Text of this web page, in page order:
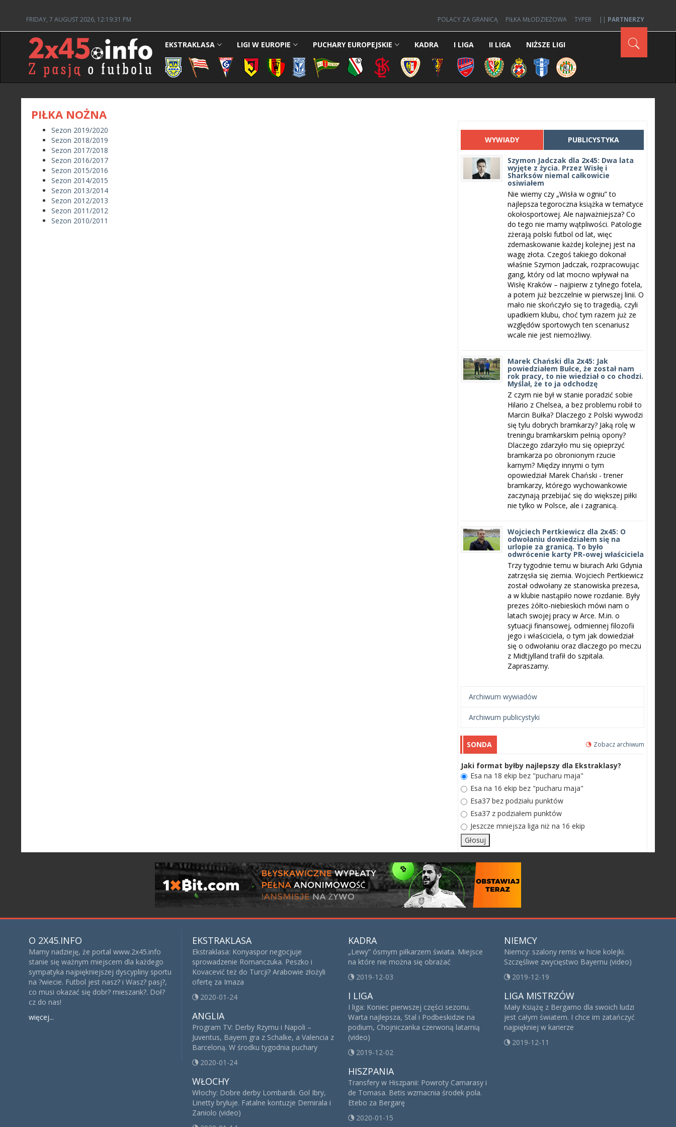
FRIDAY, 7 AUGUST 2026, 12:19:31 PM POLACY ZA GRANICĄ PIŁKA MŁODZIEŻOWA TYPER || PARTNERZY
EKSTRAKLASA LIGI W EUROPIE PUCHARY EUROPEJSKIE KADRA I LIGA II LIGA NIŻSZE LIGI
PIŁKA NOŻNA
Sezon 2019/2020
Sezon 2018/2019
Sezon 2017/2018
Sezon 2016/2017
Sezon 2015/2016
Sezon 2014/2015
Sezon 2013/2014
Sezon 2012/2013
Sezon 2011/2012
Sezon 2010/2011
WYWIADY PUBLICYSTYKA
Szymon Jadczak dla 2x45: Dwa lata
wyjęte z życia. Przez Wisłę i
Sharksów niemal całkowicie
osiwiałem
Nie wiemy czy „Wisła w ogniu” to
najlepsza tegoroczna książka w tematyce
okołosportowej. Ale najważniejsza? Co
do tego nie mamy wątpliwości. Patologie
zżerają polski futbol od lat, więc
zdemaskowanie każdej kolejnej jest na
wagę złota. Czegoś takiego dokonał
właśnie Szymon Jadczak, rozpracowując
gang, który od lat mocno wpływał na
Wisłę Kraków – najpierw z tylnego fotela,
a potem już bezczelnie w pierwszej linii. O
mało nie skończyło się to tragedią, czyli
upadkiem klubu, choć tym razem już ze
względów sportowych ten scenariusz
wcale nie jest niemożliwy.
Marek Chański dla 2x45: Jak
powiedziałem Bułce, że został nam
rok pracy, to nie wiedział o co chodzi.
Myślał, że to ja odchodzę
Z czym nie był w stanie poradzić sobie
Hilario z Chelsea, a bez problemu robił to
Marcin Bułka? Dlaczego z Polski wywodzi
się tylu dobrych bramkarzy? Jaką rolę w
treningu bramkarskim pełnią opony?
Dlaczego zdarzyło mu się opieprzyć
bramkarza po obronionym rzucie
karnym? Między innymi o tym
opowiedział Marek Chański - trener
bramkarzy, którego wychowankowie
zaczynają przebijać się do większej piłki
nie tylko w Polsce, ale i zagranicą.
Wojciech Pertkiewicz dla 2x45: O
odwołaniu dowiedziałem się na
urlopie za granicą. To było
odwrócenie karty PR-owej właściciela
Trzy tygodnie temu w biurach Arki Gdynia
zatrzęsła się ziemia. Wojciech Pertkiewicz
został odwołany ze stanowiska prezesa,
a w klubie nastąpiło nowe rozdanie. Były
prezes żółto-niebieskich mówi nam o
latach swojej pracy w Arce. M.in. o
sytuacji finansowej, odmiennej filozofii
jego i właściciela, o tym jak dowiedział
się o odwołaniu oraz dlaczego po meczu
z Midtjylland trafił do szpitala.
Zapraszamy.
Archiwum wywiadów
Archiwum publicystyki
SONDA Zobacz archiwum
Jaki format byłby najlepszy dla Ekstraklasy?
Esa na 18 ekip bez "pucharu maja"
Esa na 16 ekip bez "pucharu maja"
Esa37 bez podziału punktów
Esa37 z podziałem punktów
Jeszcze mniejsza liga niż na 16 ekip
O 2X45.INFO
Mamy nadzieję, że portal www.2x45.info
stanie się ważnym miejscem dla każdego
sympatyka najpiękniejszej dyscypliny sportu
na ?wiecie. Futbol jest nasz? i Wasz? pasj?,
co musi okazać się dobr? mieszank?. Doł?
cz do nas!
więcej...
EKSTRAKLASA
Ekstraklasa: Konyaspor negocjuje
sprowadzenie Romanczuka. Peszko i
Kovacević też do Turcji? Arabowie złożyli
ofertę za Imaza
2020-01-24
ANGLIA
Program TV: Derby Rzymu i Napoli –
Juventus, Bayern gra z Schalke, a Valencia z
Barceloną. W środku tygodnia puchary
2020-01-24
WŁOCHY
Włochy: Dobre derby Lombardii. Gol Ibry,
Linetty bryluje. Fatalne kontuzje Demirala i
Zaniolo (video)
KADRA
„Lewy” ósmym piłkarzem świata. Miejsce
na które nie można się obrażać
2019-12-03
I LIGA
I liga: Koniec pierwszej części sezonu.
Warta najlepsza, Stal i Podbeskidzie na
podium, Chojniczanka czerwoną latarnią
(video)
2019-12-02
HISZPANIA
Transfery w Hiszpanii: Powroty Camarasy i
de Tomasa. Betis wzmacnia środek pola.
Etebo za Bergarę
2020-01-15
NIEMCY
Niemcy: szalony remis w hicie kolejki.
Szczęśliwe zwycięstwo Bayernu (video)
2019-12-19
LIGA MISTRZÓW
Mały Książę z Bergamo dla swoich ludzi
jest całym światem. I chce im zatańczyć
najpiękniej w karierze
2019-12-11